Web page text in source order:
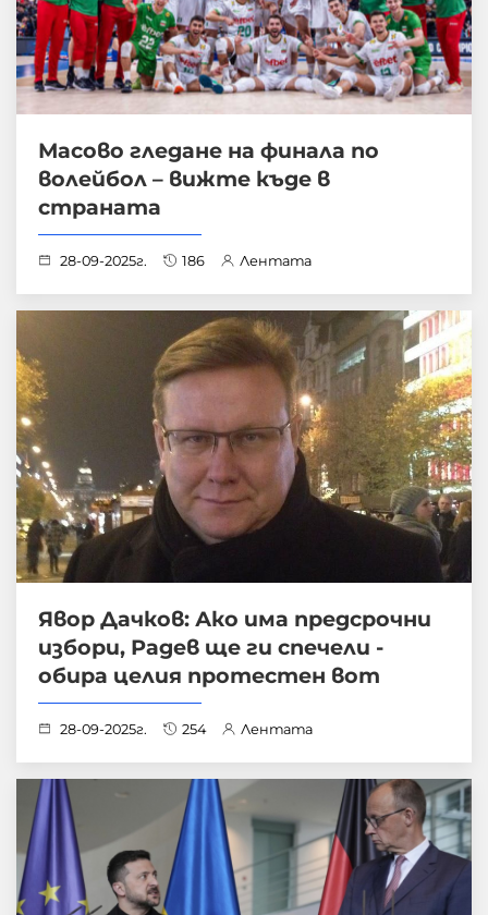
Масово гледане на финала по
волейбол – вижте къде в
страната
28-09-2025г. 186 Лентата
Явор Дачков: Ако има предсрочни
избори, Радев ще ги спечели -
обира целия протестен вот
28-09-2025г. 254 Лентата